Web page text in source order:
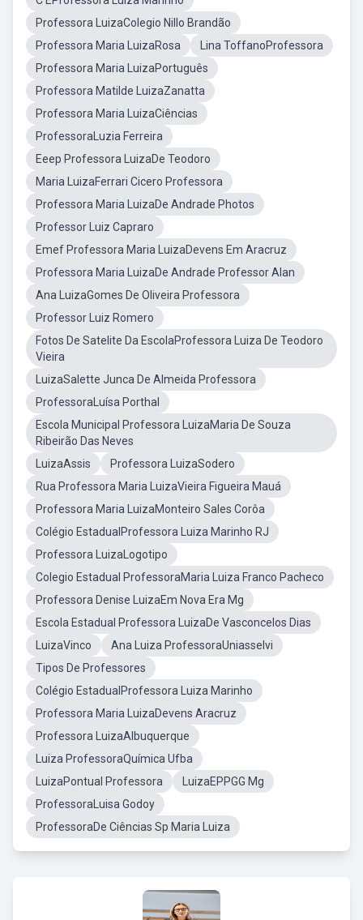
Professora LuizaColegio Nillo Brandão
Professora Maria LuizaRosa
Lina ToffanoProfessora
Professora Maria LuizaPortuguês
Professora Matilde LuizaZanatta
Professora Maria LuizaCiências
ProfessoraLuzia Ferreira
Eeep Professora LuizaDe Teodoro
Maria LuizaFerrari Cicero Professora
Professora Maria LuizaDe Andrade Photos
Professor Luiz Capraro
Emef Professora Maria LuizaDevens Em Aracruz
Professora Maria LuizaDe Andrade Professor Alan
Ana LuizaGomes De Oliveira Professora
Professor Luiz Romero
Fotos De Satelite Da EscolaProfessora Luiza De Teodoro
Vieira
LuizaSalette Junca De Almeida Professora
ProfessoraLuísa Porthal
Escola Municipal Professora LuizaMaria De Souza
Ribeirão Das Neves
LuizaAssis
Professora LuizaSodero
Rua Professora Maria LuizaVieira Figueira Mauá
Professora Maria LuizaMonteiro Sales Corôa
Colégio EstadualProfessora Luiza Marinho RJ
Professora LuizaLogotipo
Colegio Estadual ProfessoraMaria Luiza Franco Pacheco
Professora Denise LuizaEm Nova Era Mg
Escola Estadual Professora LuizaDe Vasconcelos Dias
LuizaVinco
Ana Luiza ProfessoraUniasselvi
Tipos De Professores
Colégio EstadualProfessora Luiza Marinho
Professora Maria LuizaDevens Aracruz
Professora LuizaAlbuquerque
Luiza ProfessoraQuímica Ufba
LuizaPontual Professora
LuizaEPPGG Mg
ProfessoraLuisa Godoy
ProfessoraDe Ciências Sp Maria Luiza